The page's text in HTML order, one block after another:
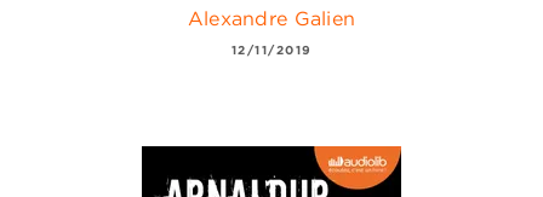
Alexandre Galien
12/11/2019